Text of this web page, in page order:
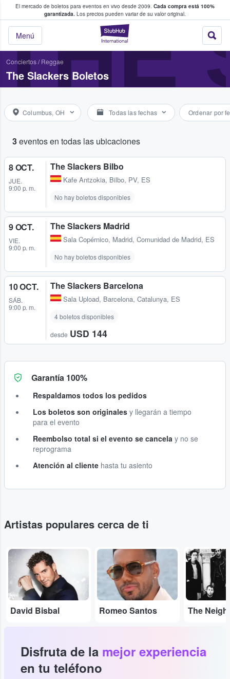
El mercado de boletos para eventos en vivo desde 2009. Cada compra está 100%
garantizada. Los precios pueden variar de su valor original.
StubHub: donde
Menú
fans compran y venden boletos
Conciertos/ Reggae
The Slackers Boletos
Columbus, OH Todas las fechas Ordenar por
3eventos en todas las ubicaciones
8 OCT.
JUE.
9:00 p. m.
The Slackers Bilbo
Kafe Antzokia, Bilbo, PV, ES
No hay boletos disponibles
9 OCT.
VIE.
9:00 p. m.
The Slackers Madrid
Sala Copérnico, Madrid, Comunidad de Madrid, ES
No hay boletos disponibles
10 OCT.
SÁB.
9:00 p. m.
The Slackers Barcelona
Sala Upload, Barcelona, Catalunya, ES
4 boletos disponibles
desde USD 144
Garantía 100%
Respaldamos todos los pedidos
Los boletos son originales y llegarán a tiempo
para el evento
Reembolso total si el evento se cancela y no se
reprograma
Atención al cliente hasta tu asiento
Artistas populares cerca de ti
...
David Bisbal
...
Romeo Santos
...
Disfruta de la mejor experiencia
en tu teléfono